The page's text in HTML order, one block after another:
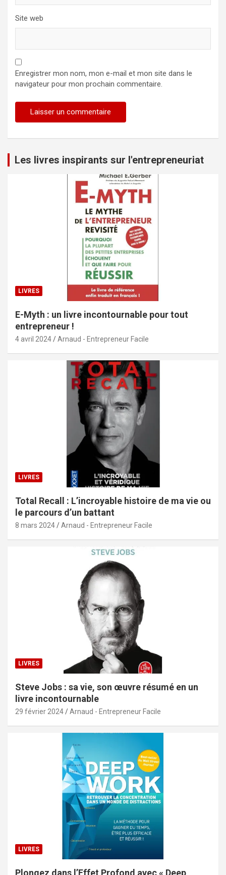
Site web
Enregistrer mon nom, mon e-mail et mon site dans le
navigateur pour mon prochain commentaire.
Les livres inspirants sur l'entrepreneuriat
LIVRES
E-Myth : un livre incontournable pour tout
entrepreneur !
4 avril 2024 Arnaud - Entrepreneur Facile
LIVRES
Total Recall : L’incroyable histoire de ma vie ou
le parcours d’un battant
8 mars 2024 Arnaud - Entrepreneur Facile
LIVRES
Steve Jobs : sa vie, son œuvre résumé en un
livre incontournable
29 février 2024 Arnaud - Entrepreneur Facile
LIVRES